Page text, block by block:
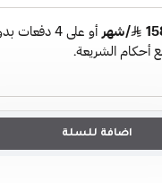
اضافة للسلة